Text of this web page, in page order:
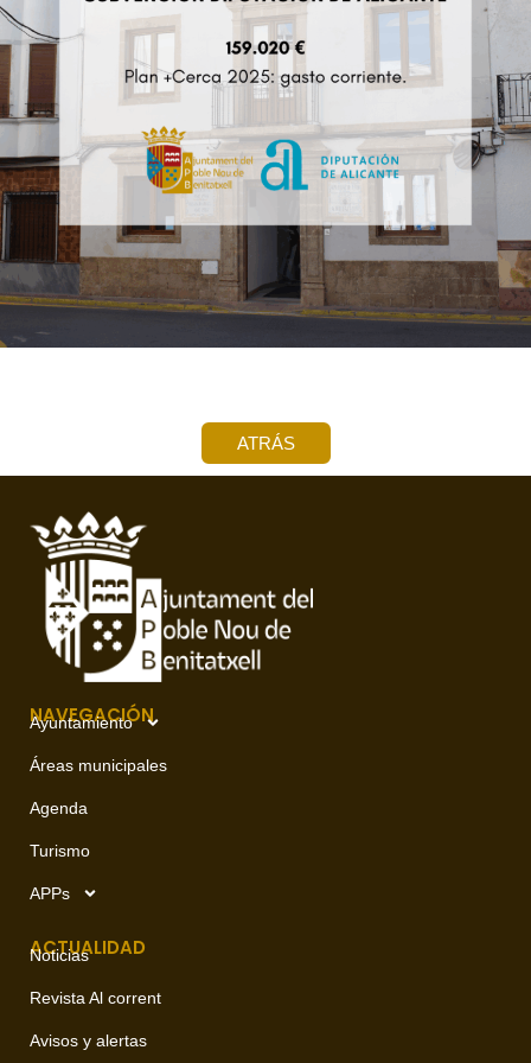
ATRÁS
NAVEGACIÓN
Ayuntamiento
Áreas municipales
Agenda
Turismo
APPs
ACTUALIDAD
Noticias
Revista Al corrent
Avisos y alertas